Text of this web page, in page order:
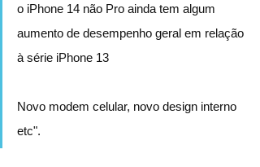
o iPhone 14 não Pro ainda tem algum
aumento de desempenho geral em relação
à série iPhone 13
Novo modem celular, novo design interno
etc".